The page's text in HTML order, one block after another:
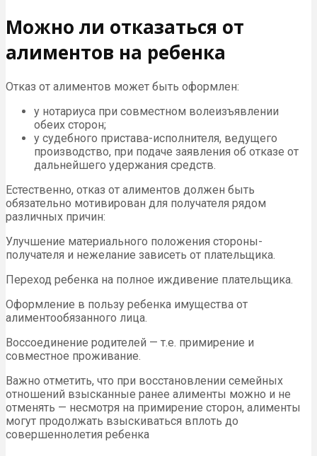
Можно ли отказаться от
алиментов на ребенка
Отказ от алиментов может быть оформлен:
у нотариуса при совместном волеизъявлении
обеих сторон;
у судебного пристава-исполнителя, ведущего
производство, при подаче заявления об отказе от
дальнейшего удержания средств.
Естественно, отказ от алиментов должен быть
обязательно мотивирован для получателя рядом
различных причин:
Улучшение материального положения стороны-
получателя и нежелание зависеть от плательщика.
Переход ребенка на полное иждивение плательщика.
Оформление в пользу ребенка имущества от
алиментообязанного лица.
Воссоединение родителей — т.е. примирение и
совместное проживание.
Важно отметить, что при восстановлении семейных
отношений взысканные ранее алименты можно и не
отменять — несмотря на примирение сторон, алименты
могут продолжать взыскиваться вплоть до
совершеннолетия ребенка